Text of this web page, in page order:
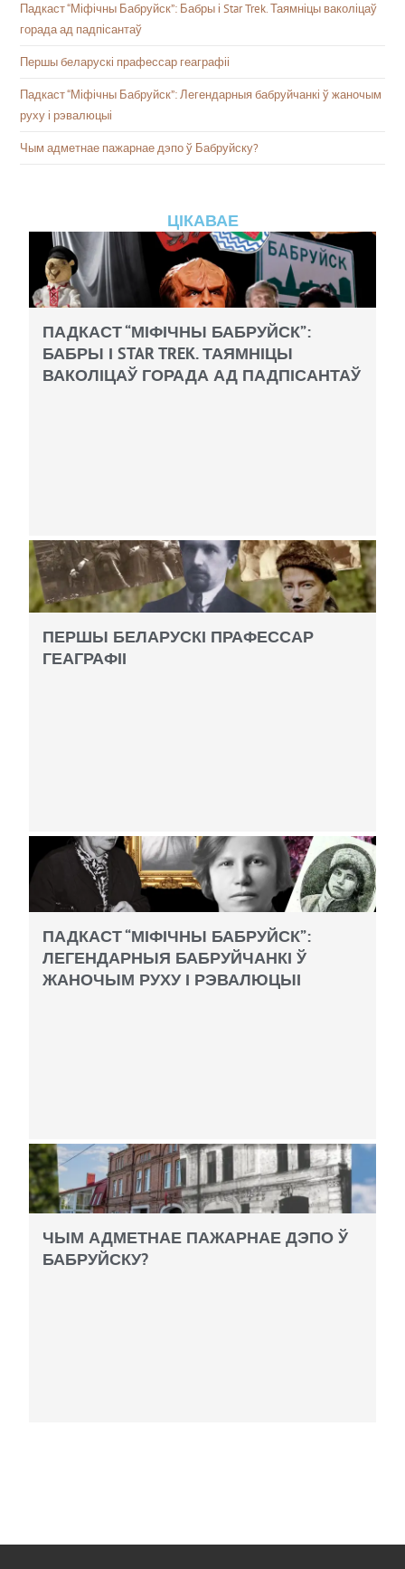
Падкаст “Міфічны Бабруйск”: Бабры і Star Trek. Таямніцы ваколіцаў
горада ад падпісантаў
Першы беларускі прафессар геаграфіі
Падкаст “Міфічны Бабруйск”: Легендарныя бабруйчанкі ў жаночым
руху і рэвалюцыі
Чым адметнае пажарнае дэпо ў Бабруйску?
ЦІКАВАЕ
ПАДКАСТ “МІФІЧНЫ БАБРУЙСК”:
БАБРЫ І STAR TREK. ТАЯМНІЦЫ
ВАКОЛІЦАЎ ГОРАДА АД ПАДПІСАНТАЎ
ПЕРШЫ БЕЛАРУСКІ ПРАФЕССАР
ГЕАГРАФІІ
ПАДКАСТ “МІФІЧНЫ БАБРУЙСК”:
ЛЕГЕНДАРНЫЯ БАБРУЙЧАНКІ Ў
ЖАНОЧЫМ РУХУ І РЭВАЛЮЦЫІ
ЧЫМ АДМЕТНАЕ ПАЖАРНАЕ ДЭПО Ў
БАБРУЙСКУ?